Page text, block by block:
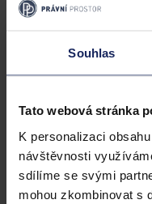
Souhlas
Tato webová stránka
K personalizaci
návštěvnosti
sdílíme se svými
mohou zkombinovat s
Dne 1. 7. 2026 své
zákona o veřejném
předpisů. Ve Sbírce
publikována pod č. 119/